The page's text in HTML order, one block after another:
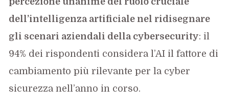
dell’intelligenza artificiale nel ridisegnare
gli scenari aziendali della cybersecurity: il
94% dei rispondenti considera l’AI il fattore di
cambiamento più rilevante per la cyber
sicurezza nell’anno in corso.